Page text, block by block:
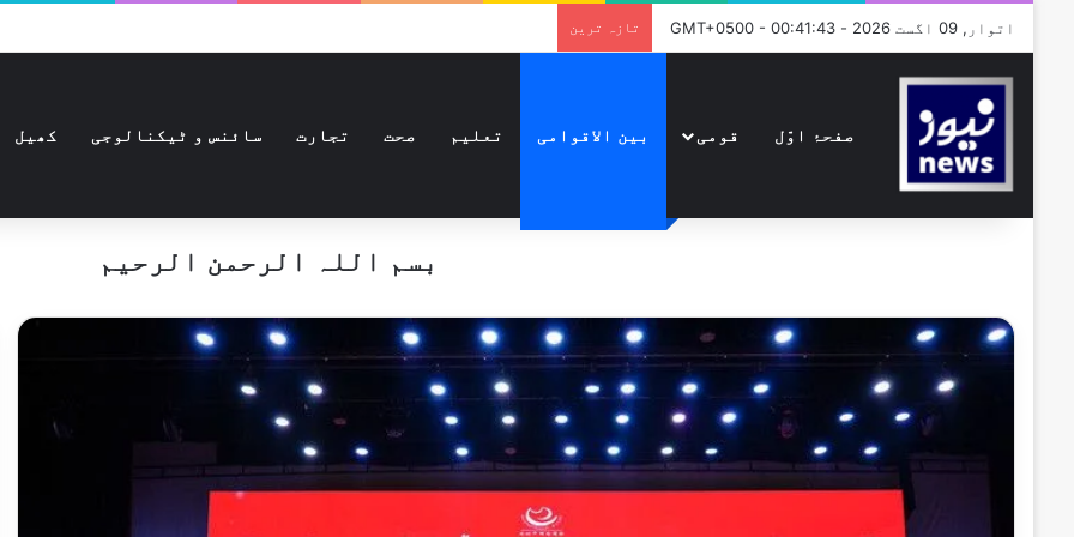
اتوار, 09 اگست 2026 - GMT+0500 - 00:41:43 تازہ ترین
صفحۂ اوّل قومی بین الاقوامی تعلیم صحت تجارت سائنس و ٹیکنالوجی کھیل
بسم اللہ الرحمن الرحیم